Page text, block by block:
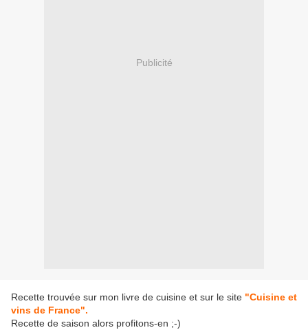
Publicité
Recette trouvée sur mon livre de cuisine et sur le site "Cuisine et
vins de France".
Recette de saison alors profitons-en ;-)